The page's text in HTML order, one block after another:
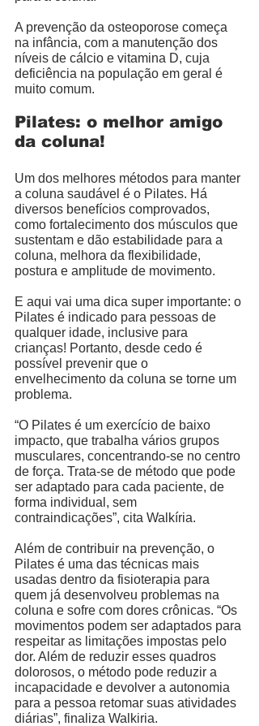
A prevenção da osteoporose começa
na infância, com a manutenção dos
níveis de cálcio e vitamina D, cuja
deficiência na população em geral é
muito comum.
Pilates: o melhor amigo
da coluna!
Um dos melhores métodos para manter
a coluna saudável é o Pilates. Há
diversos benefícios comprovados,
como fortalecimento dos músculos que
sustentam e dão estabilidade para a
coluna, melhora da flexibilidade,
postura e amplitude de movimento.
E aqui vai uma dica super importante: o
Pilates é indicado para pessoas de
qualquer idade, inclusive para
crianças! Portanto, desde cedo é
possível prevenir que o
envelhecimento da coluna se torne um
problema.
“O Pilates é um exercício de baixo
impacto, que trabalha vários grupos
musculares, concentrando-se no centro
de força. Trata-se de método que pode
ser adaptado para cada paciente, de
forma individual, sem
contraindicações”, cita Walkíria.
Além de contribuir na prevenção, o
Pilates é uma das técnicas mais
usadas dentro da fisioterapia para
quem já desenvolveu problemas na
coluna e sofre com dores crônicas. “Os
movimentos podem ser adaptados para
respeitar as limitações impostas pelo
dor. Além de reduzir esses quadros
dolorosos, o método pode reduzir a
incapacidade e devolver a autonomia
para a pessoa retomar suas atividades
diárias”, finaliza Walkiria.